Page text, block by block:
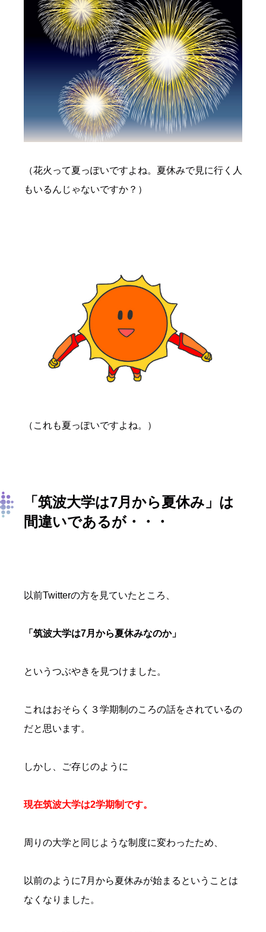
（花火って夏っぽいですよね。夏休みで見に行く人
もいるんじゃないですか？）
（これも夏っぽいですよね。）
「筑波大学は7月から夏休み」は
間違いであるが・・・
以前Twitterの方を見ていたところ、
「筑波大学は7月から夏休みなのか」
というつぶやきを見つけました。
これはおそらく３学期制のころの話をされているの
だと思います。
しかし、ご存じのように
現在筑波大学は2学期制です。
周りの大学と同じような制度に変わったため、
以前のように7月から夏休みが始まるということは
なくなりました。